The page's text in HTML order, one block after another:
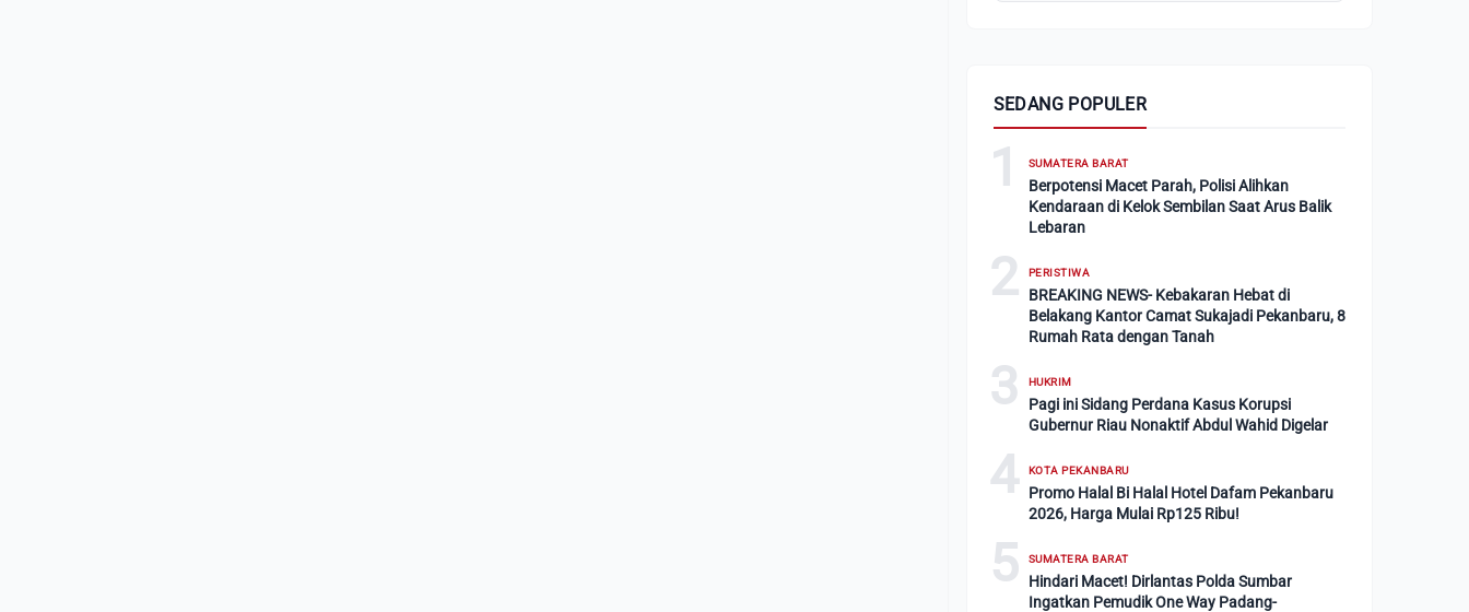
SEDANG POPULER
1 SUMATERA BARAT
Berpotensi Macet Parah, Polisi Alihkan
Kendaraan di Kelok Sembilan Saat Arus Balik
Lebaran
2 PERISTIWA
BREAKING NEWS- Kebakaran Hebat di
Belakang Kantor Camat Sukajadi Pekanbaru, 8
Rumah Rata dengan Tanah
3 HUKRIM
Pagi ini Sidang Perdana Kasus Korupsi
Gubernur Riau Nonaktif Abdul Wahid Digelar
4 KOTA PEKANBARU
Promo Halal Bi Halal Hotel Dafam Pekanbaru
2026, Harga Mulai Rp125 Ribu!
5 SUMATERA BARAT
Hindari Macet! Dirlantas Polda Sumbar
Ingatkan Pemudik One Way Padang-